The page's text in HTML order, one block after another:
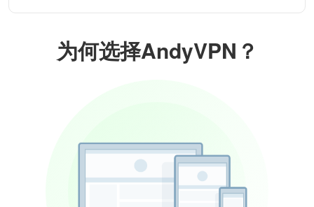
为何选择AndyVPN？